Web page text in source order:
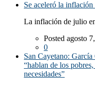
Se aceleró la
La inflación de julio
Posted agosto
0
San Cayetano:
“hablan de los
necesidades”